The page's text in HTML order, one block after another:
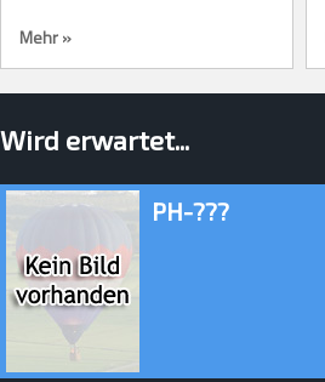
Mehr »
Wird erwartet...
PH-???